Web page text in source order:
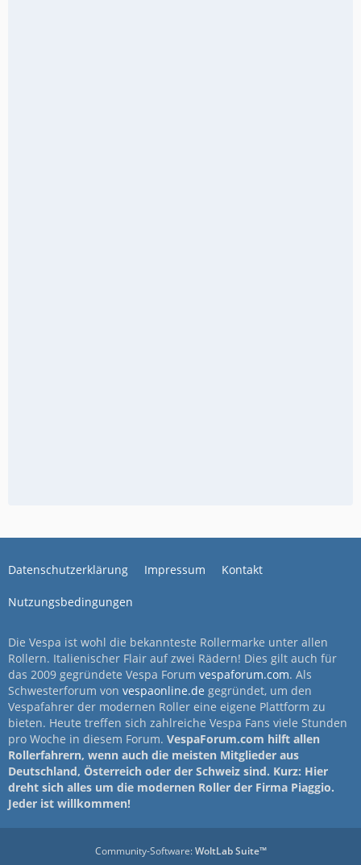
Datenschutzerklärung Impressum Kontakt
Nutzungsbedingungen
Die Vespa ist wohl die bekannteste Rollermarke unter allen
Rollern. Italienischer Flair auf zwei Rädern! Dies gilt auch für
das 2009 gegründete Vespa Forum vespaforum.com. Als
Schwesterforum von vespaonline.de gegründet, um den
Vespafahrer der modernen Roller eine eigene Plattform zu
bieten. Heute treffen sich zahlreiche Vespa Fans viele Stunden
pro Woche in diesem Forum. VespaForum.com hilft allen
Rollerfahrern, wenn auch die meisten Mitglieder aus
Deutschland, Österreich oder der Schweiz sind. Kurz: Hier
dreht sich alles um die modernen Roller der Firma Piaggio.
Jeder ist willkommen!
Community-Software:WoltLab Suite™